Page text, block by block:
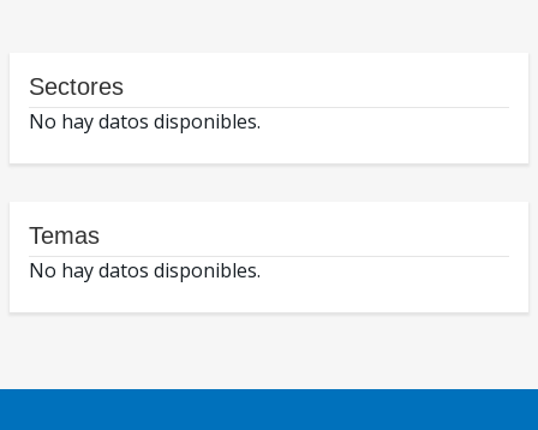
Sectores
No hay datos disponibles.
Temas
No hay datos disponibles.